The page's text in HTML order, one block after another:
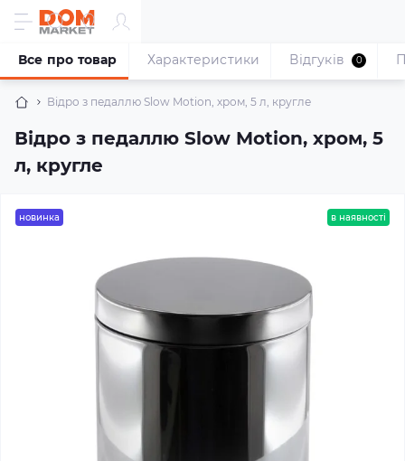
Відро з педаллю Slow Motion, хром, 5 л, кругле
Відро з педаллю Slow Motion, хром, 5
л, кругле
Все про товар Характеристики Відгуків 0
новинка в наявності